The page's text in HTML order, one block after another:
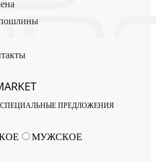
ПРЕДЛОЖЕНИЯ
МУЖСКОЕ